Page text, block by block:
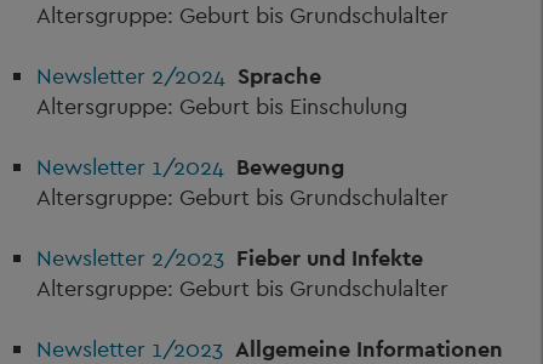
Altersgruppe: Geburt bis Grundschulalter
Newsletter 2/2024 Sprache
Altersgruppe: Geburt bis Einschulung
Newsletter 1/2024 Bewegung
Altersgruppe: Geburt bis Grundschulalter
Newsletter 2/2023 Fieber und Infekte
Altersgruppe: Geburt bis Grundschulalter
Newsletter 1/2023 Allgemeine Informationen